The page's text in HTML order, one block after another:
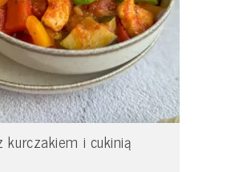
kurczakiem i cukinią